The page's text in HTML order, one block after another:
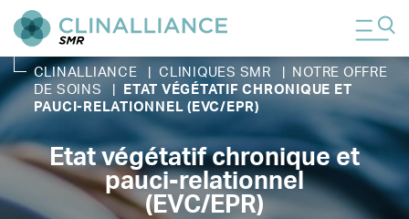
CLINALLIANCE CLINIQUES SMR
NOTRE OFFRE
DE SOINS
ETAT VÉGÉTATIF CHRONIQUE ET
PAUCI-RELATIONNEL (EVC/EPR)
Etat végétatif chronique et
pauci-relationnel
(EVC/EPR)